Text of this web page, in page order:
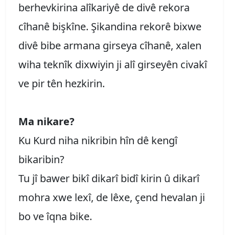
berhevkirina alîkariyê de divê rekora
cîhanê bişkîne. Şikandina rekorê bixwe
divê bibe armana girseya cîhanê, xalen
wiha teknîk dixwiyin ji alî girseyên civakî
ve pir tên hezkirin.
Ma nikare?
Ku Kurd niha nikribin hîn dê kengî
bikaribin?
Tu jî bawer bikî dikarî bidî kirin û dikarî
mohra xwe lexî, de lêxe, çend hevalan ji
bo ve îqna bike.